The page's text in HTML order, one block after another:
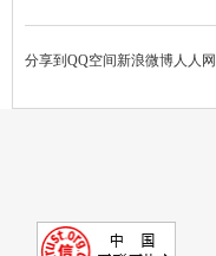
分享到 QQ空间新浪微博人人网